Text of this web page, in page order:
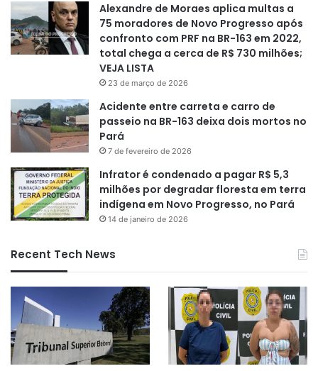
Alexandre de Moraes aplica multas a
75 moradores de Novo Progresso após
confronto com PRF na BR-163 em 2022,
total chega a cerca de R$ 730 milhões;
VEJA LISTA
23 de março de 2026
Acidente entre carreta e carro de
passeio na BR-163 deixa dois mortos no
Pará
7 de fevereiro de 2026
Infrator é condenado a pagar R$ 5,3
milhões por degradar floresta em terra
indígena em Novo Progresso, no Pará
14 de janeiro de 2026
Recent Tech News